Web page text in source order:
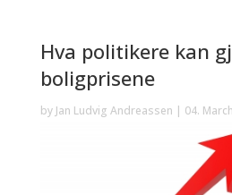
Hva politikere kan
boligprisene
by Jan Ludvig Andreassen | 04.